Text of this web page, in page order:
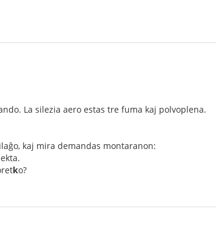
La silezia aero estas tre fuma kaj polvoplena.
kaj mira demandas montaranon:
ko?